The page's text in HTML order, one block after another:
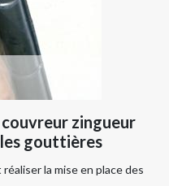
zingueur
gouttières
la mise en place des